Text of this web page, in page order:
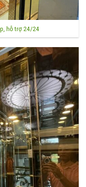
hỗ trợ 24/24